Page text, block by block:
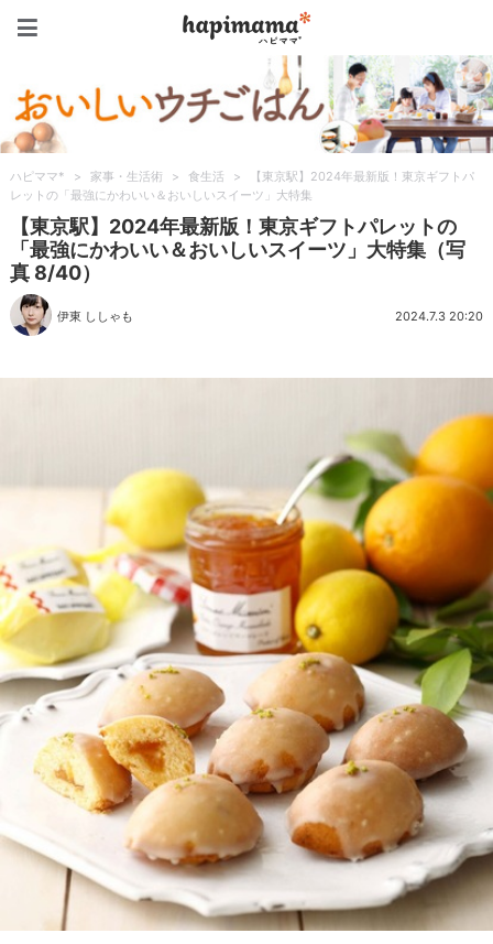
ハピママ* > 家事・生活術 > 食生活 >
【東京駅】2024年最新版！東京ギフトパ
レットの「最強にかわいい＆おいしいスイーツ」大特集
【東京駅】2024年最新版！東京ギフトパレットの
「最強にかわいい＆おいしいスイーツ」大特集（写
真 8/40）
伊東 ししゃも 2024.7.3 20:20